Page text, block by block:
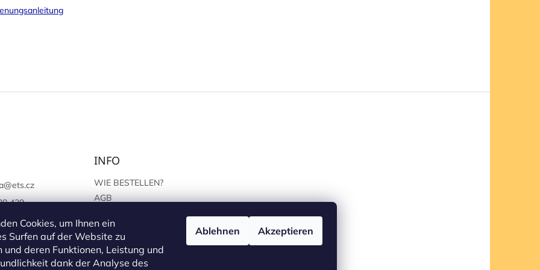
Cookies, um Ihnen ein
Surfen auf der Website zu
und deren Funktionen, Leistung und
dank der Analyse des
Ablehnen Akzeptieren
@ets.cz
439
www.facebook.c
INFO
WIE BESTELLEN?
AGB
PERSÖNLICHEN ANGABEN